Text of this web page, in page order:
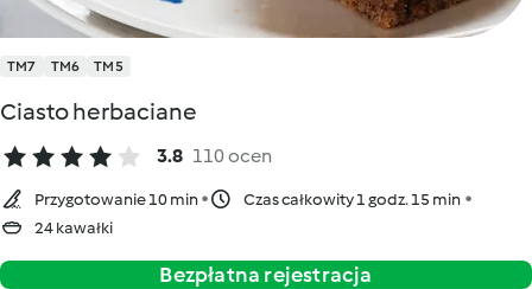
TM7 TM6 TM5
Ciasto herbaciane
3.8 110 ocen
Przygotowanie 10 min
Czas całkowity 1 godz. 15 min
24 kawałki
Bezpłatna rejestracja